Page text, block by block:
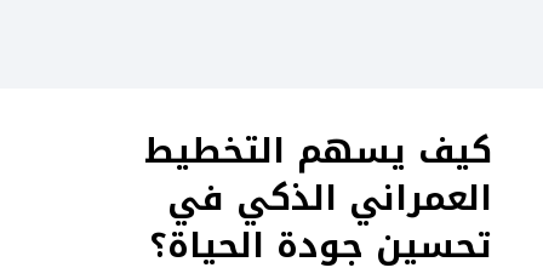
كيف يسهم التخطيط
العمراني الذكي في
تحسين جودة الحياة؟